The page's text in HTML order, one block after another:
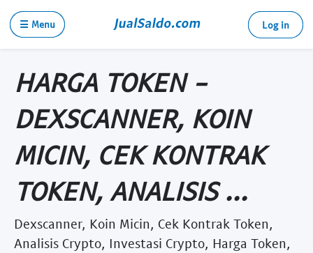
☰ Menu Log in
HARGA TOKEN -
DEXSCANNER, KOIN
MICIN, CEK KONTRAK
TOKEN, ANALISIS ...
Dexscanner, Koin Micin, Cek Kontrak Token,
Analisis Crypto, Investasi Crypto, Harga Token,